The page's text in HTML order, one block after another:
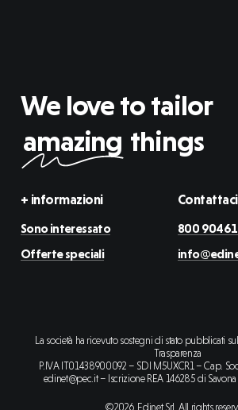
We love to tailor
amazing things
+ informazioni
Sono interessato
Offerte speciali
Contattaci
800
La società ha ricevuto sostegni di stato pubblicati sul
Trasparenza
P.IVA IT01438900092 – SDI M5UXCR1 – Cap.
edinet@pec.it – Iscrizione REA 146285 di
©2026. Edinet Srl. All rights